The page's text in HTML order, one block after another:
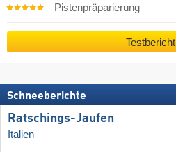
Pistenpräparierung
Testbericht
Schneeberichte
Ratschings-Jaufen
Italien